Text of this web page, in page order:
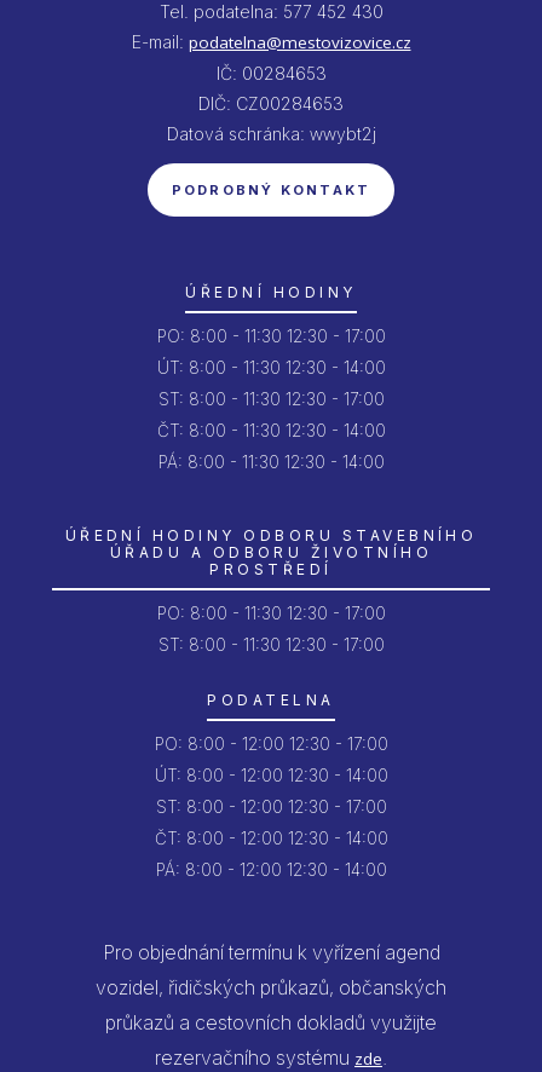
Tel. podatelna: 577 452 430
E-mail: podatelna@mestovizovice.cz
IČ: 00284653
DIČ: CZ00284653
Datová schránka: wwybt2j
PODROBNÝ KONTAKT
ÚŘEDNÍ HODINY
PO: 8:00 - 11:30 12:30 - 17:00
ÚT: 8:00 - 11:30 12:30 - 14:00
ST: 8:00 - 11:30 12:30 - 17:00
ČT: 8:00 - 11:30 12:30 - 14:00
PÁ: 8:00 - 11:30 12:30 - 14:00
ÚŘEDNÍ HODINY ODBORU STAVEBNÍHO
ÚŘADU A ODBORU ŽIVOTNÍHO
PROSTŘEDÍ
PO: 8:00 - 11:30 12:30 - 17:00
ST: 8:00 - 11:30 12:30 - 17:00
PODATELNA
PO: 8:00 - 12:00 12:30 - 17:00
ÚT: 8:00 - 12:00 12:30 - 14:00
ST: 8:00 - 12:00 12:30 - 17:00
ČT: 8:00 - 12:00 12:30 - 14:00
PÁ: 8:00 - 12:00 12:30 - 14:00
Pro objednání termínu k vyřízení agend
vozidel, řidičských průkazů, občanských
průkazů a cestovních dokladů využijte
rezervačního systému zde.